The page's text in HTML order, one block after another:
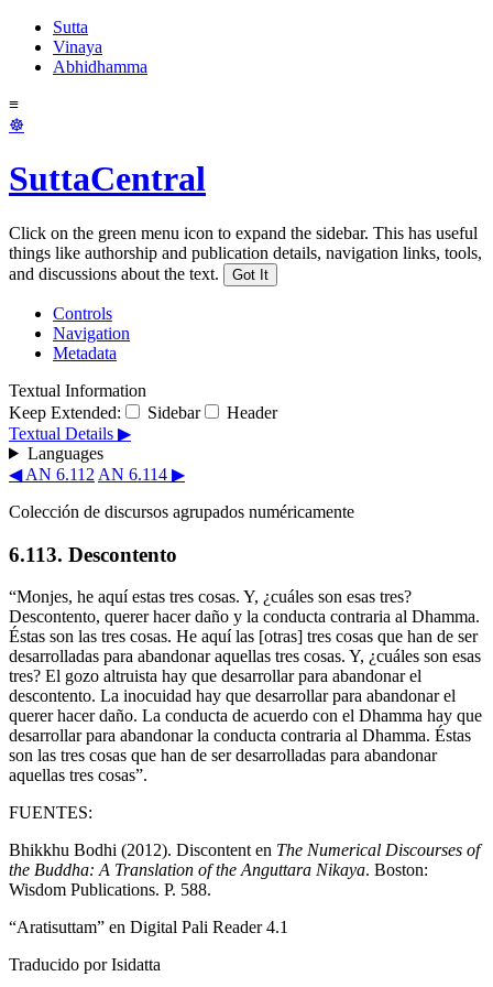
Sutta
Vinaya
Abhidhamma
≡
☸
SuttaCentral
Click on the green menu icon to expand the sidebar. This has useful
things like authorship and publication details, navigation links, tools,
and discussions about the text.
Got It
Controls
Navigation
Metadata
Textual Information
Keep Extended:
Sidebar
Header
Textual Details ▶
Languages
◀ AN 6.112 AN 6.114 ▶
Colección de discursos agrupados numéricamente
6.113. Descontento
“Monjes, he aquí estas tres cosas. Y, ¿cuáles son esas tres?
Descontento, querer hacer daño y la conducta contraria al Dhamma.
Éstas son las tres cosas. He aquí las [otras] tres cosas que han de ser
desarrolladas para abandonar aquellas tres cosas. Y, ¿cuáles son esas
tres? El gozo altruista hay que desarrollar para abandonar el
descontento. La inocuidad hay que desarrollar para abandonar el
querer hacer daño. La conducta de acuerdo con el Dhamma hay que
desarrollar para abandonar la conducta contraria al Dhamma. Éstas
son las tres cosas que han de ser desarrolladas para abandonar
aquellas tres cosas”.
FUENTES:
Bhikkhu Bodhi (2012). Discontent en The Numerical Discourses of
the Buddha: A Translation of the Anguttara Nikaya. Boston:
Wisdom Publications. P. 588.
“Aratisuttam” en Digital Pali Reader 4.1
Traducido porIsidatta